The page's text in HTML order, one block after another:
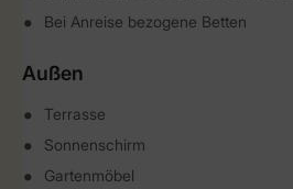
Bei Anreise bezogene Betten
Außen
Terrasse
Sonnenschirm
Gartenmöbel